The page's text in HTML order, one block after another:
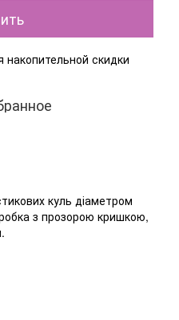
скидки
куль діаметром
з прозорою кришкою,